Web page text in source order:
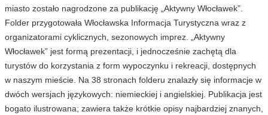
miasto zostało nagrodzone za publikację „Aktywny Włocławek”.
Folder przygotowała Włocławska Informacja Turystyczna wraz z
organizatorami cyklicznych, sezonowych imprez. „Aktywny
Włocławek” jest formą prezentacji, i jednocześnie zachętą dla
turystów do korzystania z form wypoczynku i rekreacji, dostępnych
w naszym mieście. Na 38 stronach folderu znalazły się informacje w
dwóch wersjach językowych: niemieckiej i angielskiej. Publikacja jest
bogato ilustrowana; zawiera także krótkie opisy najbardziej znanych,